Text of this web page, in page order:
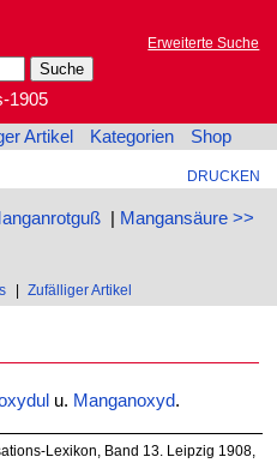
Erweiterte Suche
1905
Artikel Kategorien Shop
DRUCKEN
| Mangansäure >>
Zufälliger Artikel
u. Manganoxyd.
Lexikon, Band 13. Leipzig 1908,